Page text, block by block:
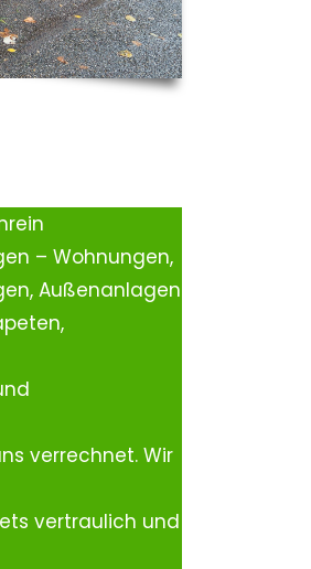
– Wohnungen,
Außenanlagen
verrechnet. Wir
vertraulich und